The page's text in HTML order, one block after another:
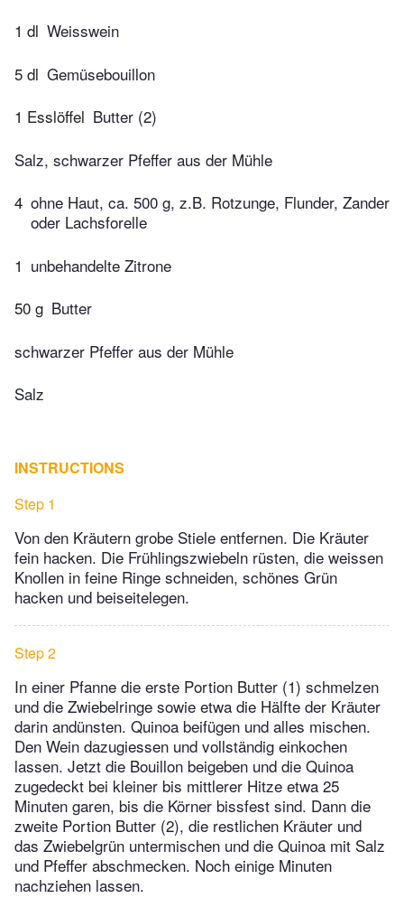
1 dl Weisswein
5 dl Gemüsebouillon
1 Esslöffel Butter (2)
Salz, schwarzer Pfeffer aus der Mühle
4 ohne Haut, ca. 500 g, z.B. Rotzunge, Flunder, Zander
oder Lachsforelle
1 unbehandelte Zitrone
50 g Butter
schwarzer Pfeffer aus der Mühle
Salz
INSTRUCTIONS
Step 1
Von den Kräutern grobe Stiele entfernen. Die Kräuter
fein hacken. Die Frühlingszwiebeln rüsten, die weissen
Knollen in feine Ringe schneiden, schönes Grün
hacken und beiseitelegen.
Step 2
In einer Pfanne die erste Portion Butter (1) schmelzen
und die Zwiebelringe sowie etwa die Hälfte der Kräuter
darin andünsten. Quinoa beifügen und alles mischen.
Den Wein dazugiessen und vollständig einkochen
lassen. Jetzt die Bouillon beigeben und die Quinoa
zugedeckt bei kleiner bis mittlerer Hitze etwa 25
Minuten garen, bis die Körner bissfest sind. Dann die
zweite Portion Butter (2), die restlichen Kräuter und
das Zwiebelgrün untermischen und die Quinoa mit Salz
und Pfeffer abschmecken. Noch einige Minuten
nachziehen lassen.